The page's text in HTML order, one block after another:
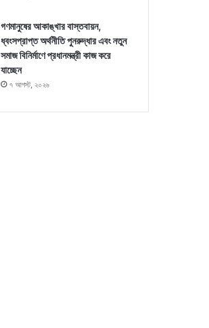
গণমানুষের আকাঙ্খার বাস্তবায়ন,
ধ্বংসপ্রাপ্ত অর্থনীতি পুনরুদ্ধার এবং নতুন
সমাজ বিনির্মাণে প্রধানমন্ত্রী কাজ করে
যাচ্ছেন
৭ আগস্ট, ২০২৬